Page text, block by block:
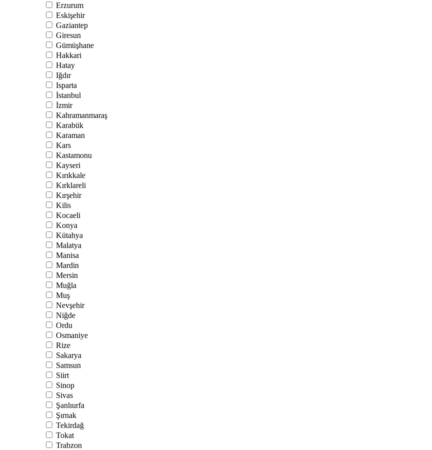
Erzurum
Eskişehir
Gaziantep
Giresun
Gümüşhane
Hakkari
Hatay
Iğdır
Isparta
İstanbul
İzmir
Kahramanmaraş
Karabük
Karaman
Kars
Kastamonu
Kayseri
Kırıkkale
Kırklareli
Kırşehir
Kilis
Kocaeli
Konya
Kütahya
Malatya
Manisa
Mardin
Mersin
Muğla
Muş
Nevşehir
Niğde
Ordu
Osmaniye
Rize
Sakarya
Samsun
Siirt
Sinop
Sivas
Şanlıurfa
Şırnak
Tekirdağ
Tokat
Trabzon